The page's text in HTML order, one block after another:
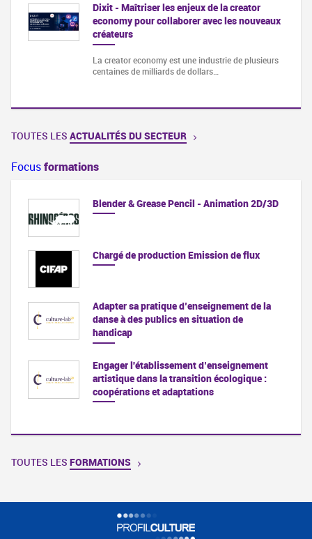
Dixit - Maîtriser les enjeux de la creator
economy pour collaborer avec les nouveaux
créateurs
La creator economy est une industrie de plusieurs
centaines de milliards de dollars…
TOUTES LES ACTUALITÉS DU SECTEUR
Focusformations
Blender & Grease Pencil - Animation 2D/3D
Chargé de production Emission de flux
Adapter sa pratique d’enseignement de la
danse à des publics en situation de
handicap
Engager l'établissement d’enseignement
artistique dans la transition écologique :
coopérations et adaptations
TOUTES LES FORMATIONS